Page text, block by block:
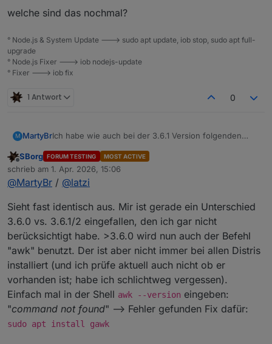
definiert ist (Simple-API ab 3.x) / Issue #88
aktuellen WS-Updater nutzen
./ws_updater.sh im Installationsverzeichnis
ausführen
Menüpunkt "4" wählen und die Fragen
Updatesolltedurchgeführt werden, gerade wenn man
Versionen wird dadurch die String-/Number-Problematik
gefixt (oder besser kaschiert). Alle betroffenen
"Zahl" umgestellt werden und funktionieren korrekt.
welche sind das nochmal?
° Node.js & System Update ---> sudo apt update, iob stop, sudo apt full-
upgrade
° Node.js Fixer ---> iob nodejs-update
° Fixer ---> iob fix
1 Antwort 0
M MartyBrIch habe wie auch bei der 3.6.1 Version folgenden
● wetterstation.service - Service für
Loaded: loaded (/etc/systemd/system/
Active: active (running) since Wed
   Main PID: 185201 (wetterstation.s)
      Tasks: 5 (limit: 16903)
     Memory: 2.9M (peak: 8.5M)
        CPU: 1.842s
CGroup: /system.slice/
├─185201 /bin/bash /home/
├─186705 /bin/bash /home/
├─186706 timeout 126 nc -nlvw 1
             ├─186707 tail -1
             └─186708 nc -nlvw 1 -p 1080
Die 3.6.0 läuft einwandfrei.
Aussentemperatur sich nicht geändert hatte. Luftdruck
Ich setze das Gateway GW3000 ein. Der ioBroker läuft
Edit:
Hier das Protocoll von der 3.6.0
martin@iobroker:~/wetterstation/save$ sudo
● wetterstation.service - Service für
Loaded: loaded (/etc/systemd/system/
Active: active (running) since Wed
Invocation: 3c9d1f9a50504c49869cc3fe1789903c
   Main PID: 187189 (wetterstation.s)
      Tasks: 5 (limit: 16903)
     Memory: 2.8M (peak: 8.6M)
Offline
SBorg FORUM TESTING MOST ACTIVE
schrieb am 1. Apr. 2026, 15:06
zuletzt editiert von
@MartyBr / @latzi
Sieht fast identisch aus. Mir ist gerade ein Unterschied
3.6.0 vs. 3.6.1/2 eingefallen, den ich gar nicht
berücksichtigt habe. >3.6.0 wird nun auch der Befehl
"awk" benutzt. Der ist aber nicht immer bei allen Distris
installiert (und ich prüfe aktuell auch nicht ob er
vorhanden ist; habe ich schlichtweg vergessen).
Einfach mal in der Shell awk --version eingeben:
"command not found" --> Fehler gefunden Fix dafür:
sudo apt install gawk